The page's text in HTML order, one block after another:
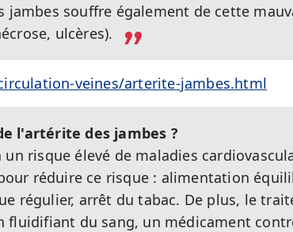
jambes souffre également de cette
ulcères).
veines/arterite-jambes.html
l'artérite des jambes ?
un risque élevé de maladies
réduire ce risque : alimentation
régulier, arrêt du tabac. De plus, le
fluidifiant du sang, un médicament